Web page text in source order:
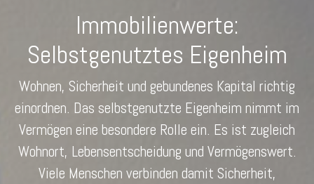
Immobilienwerte:
Selbstgenutztes Eigenheim
Wohnen, Sicherheit und gebundenes Kapital richtig
einordnen. Das selbstgenutzte Eigenheim nimmt im
Vermögen eine besondere Rolle ein. Es ist zugleich
Wohnort, Lebensentscheidung und Vermögenswert.
Viele Menschen verbinden damit Sicherheit,